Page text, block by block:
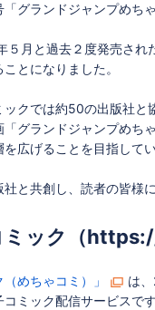
「グランドジャンプめち
５月と過去２度発売さ
とになりました。
クでは約50の出版社と
グランドジャンプめち
広げることを目指してい
と共創し、読者の皆様
ミック（
（めちゃコミ）」
は
ミック配信サービスで